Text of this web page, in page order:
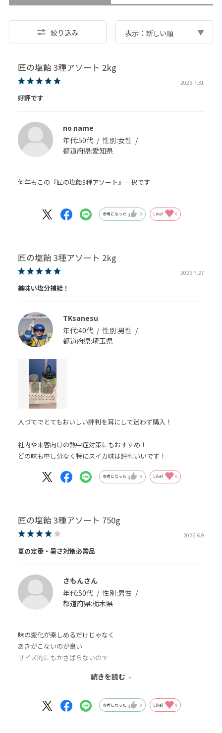
絞り込み 表示：新しい順
匠の塩飴 3種アソート 2kg
2026.7.31
好評です
no name
年代:50代 性別:女性
都道府県:愛知県
何年もこの『匠の塩飴3種アソート』一択です
参考になった 0 Like! 0
匠の塩飴 3種アソート 2kg
2026.7.27
美味い塩分補給！
TKsanesu
年代:40代 性別:男性
都道府県:埼玉県
人づてでとてもおいしい評判を耳にして迷わず購入！
社内や来客向けの熱中症対策にもおすすめ！
どの味も申し分なく特にスイカ味は評判いいです！
参考になった 0 Like! 0
匠の塩飴 3種アソート 750g
2026.6.9
夏の定番・暑さ対策必需品
さもんさん
年代:50代 性別:男性
都道府県:栃木県
味の変化が楽しめるだけじゃなく
あきがこないのが良い
サイズ的にもかさばらないので
これからのシーズン日需品
今年は既に大量に購入したので
続きを読む
参考になった 0 Like! 0